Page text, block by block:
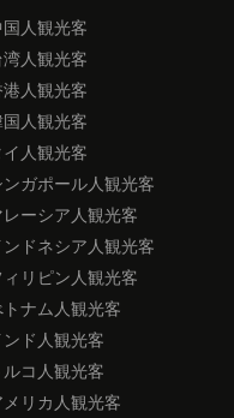
人観光客
人観光客
人観光客
人観光客
人観光客
ガポール人観光客
ーシア人観光客
ドネシア人観光客
リピン人観光客
ナム人観光客
ド人観光客
コ人観光客
リカ人観光客